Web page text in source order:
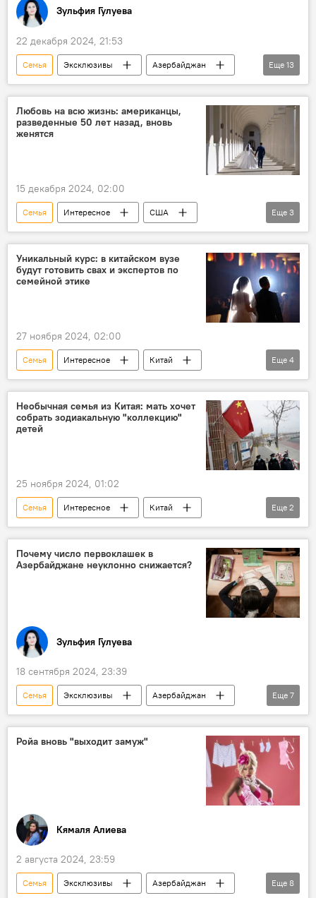
Зульфия Гулуева
22 декабря 2024, 21:53
Семья Эксклюзивы
Азербайджан
браки
Разводы
Эльгюн Сафаров
Госкомитет по проблемам семьи, женщин и детей
Госкомстат Азербайджана
пандемия
Карьера
Демография
Общество
Еще 13
Любовь на всю жизнь: американцы,
разведенные 50 лет назад, вновь
женятся
15 декабря 2024, 02:00
Семья Интересное
США
История
Любовь Пожилые люди
Еще 3
Уникальный курс: в китайском вузе
будут готовить свах и экспертов по
семейной этике
27 ноября 2024, 02:00
Семья Интересное
Китай
Демография
Образование
ВУЗ
Брак
Еще 4
Необычная семья из Китая: мать хочет
собрать зодиакальную "коллекцию"
детей
25 ноября 2024, 01:02
Семья Интересное
Китай
знаки зодиака
Дети
Еще 2
Почему число первоклашек в
Азербайджане неуклонно снижается?
Зульфия Гулуева
18 сентября 2024, 23:39
Семья Эксклюзивы
Азербайджан
Общество
Министерство науки и образования АР
Еще 7
Ройа вновь "выходит замуж"
Кямаля Алиева
2 августа 2024, 23:59
Семья Эксклюзивы
Азербайджан
Еще 8